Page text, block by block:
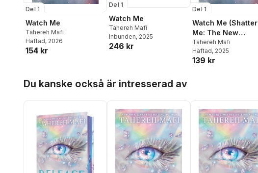
Del 1
Watch Me
Tahereh Mafi
Häftad, 2026
154 kr
Del 1
Watch Me
Tahereh Mafi
Inbunden, 2025
246 kr
Del 1
Watch Me (Shatter
Me: The New
Republic)
Tahereh Mafi
Häftad, 2025
139 kr
Du kanske också är intresserad av